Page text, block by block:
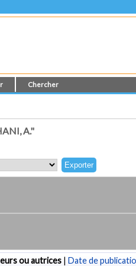
Chercher
A."
ou autrices | Date de